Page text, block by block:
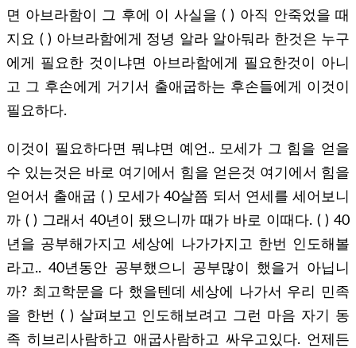
면 아브라함이 그 후에 이 사실을 ( ) 아직 안죽었을 때
지요 ( ) 아브라함에게 정녕 알라 알아둬라 한것은 누구
에게 필요한 것이냐면 아브라함에게 필요한것이 아니
고 그 후손에게 거기서 출애굽하는 후손들에게 이것이
필요하다.
이것이 필요하다면 뭐냐면 예언.. 모세가 그 힘을 얻을
수 있는것은 바로 여기에서 힘을 얻은것 여기에서 힘을
얻어서 출애굽 ( ) 모세가 40살쯤 되서 연세를 세어보니
까 ( ) 그래서 40년이 됐으니까 때가 바로 이때다. ( ) 40
년을 공부해가지고 세상에 나가가지고 한번 인도해볼
라고.. 40년동안 공부했으니 공부많이 했을거 아닙니
까? 최고학문을 다 했을텐데 세상에 나가서 우리 민족
을 한번 ( ) 살펴보고 인도해보려고 그런 마음 자기 동
족 히브리사람하고 애굽사람하고 싸우고있다. 언제든